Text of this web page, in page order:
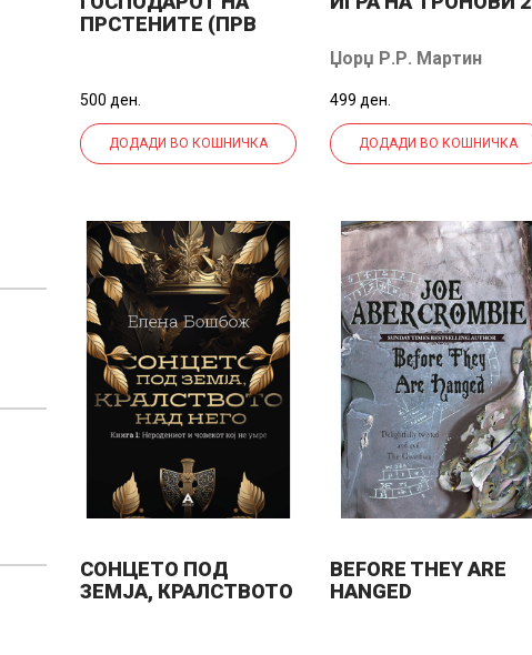
ПРСТЕНИТЕ (ПРВ
500 ден.
ДОДАДИ ВО КОШНИЧКА
Џорџ Р.Р. Мартин
499 ден.
ДОДАДИ ВО КОШНИЧКА
СОНЦЕТО ПОД
ЗЕМЈА, КРАЛСТВОТО
BEFORE THEY ARE
HANGED